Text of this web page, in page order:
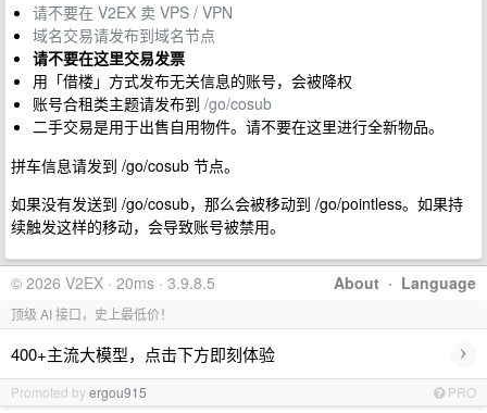
请不要在 V2EX 卖 VPS / VPN
域名交易请发布到域名节点
请不要在这里交易发票
用「借楼」方式发布无关信息的账号，会被降权
账号合租类主题请发布到 /go/cosub
二手交易是用于出售自用物件。请不要在这里进行全新物品。
拼车信息请发到 /go/cosub 节点。
如果没有发送到 /go/cosub，那么会被移动到 /go/pointless。如果持
续触发这样的移动，会导致账号被禁用。
About · Language
© 2026 V2EX · 20ms · 3.9.8.5
顶级 AI 接口，史上最低价！
400+主流大模型，点击下方即刻体验 ›
Promoted byergou915 PRO